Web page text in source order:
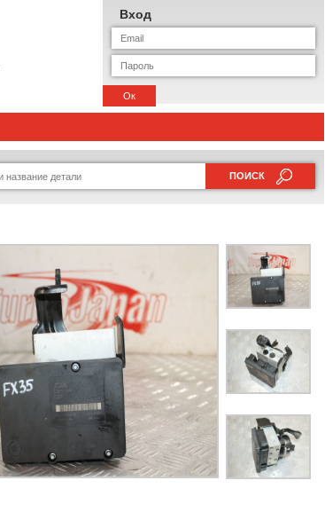
Вход
Ок
ПОИСК